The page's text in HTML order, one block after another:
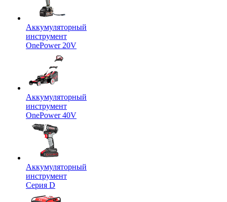
Аккумуляторный
инструмент
OnePower 20V
Аккумуляторный
инструмент
OnePower 40V
Аккумуляторный
инструмент
Серия D